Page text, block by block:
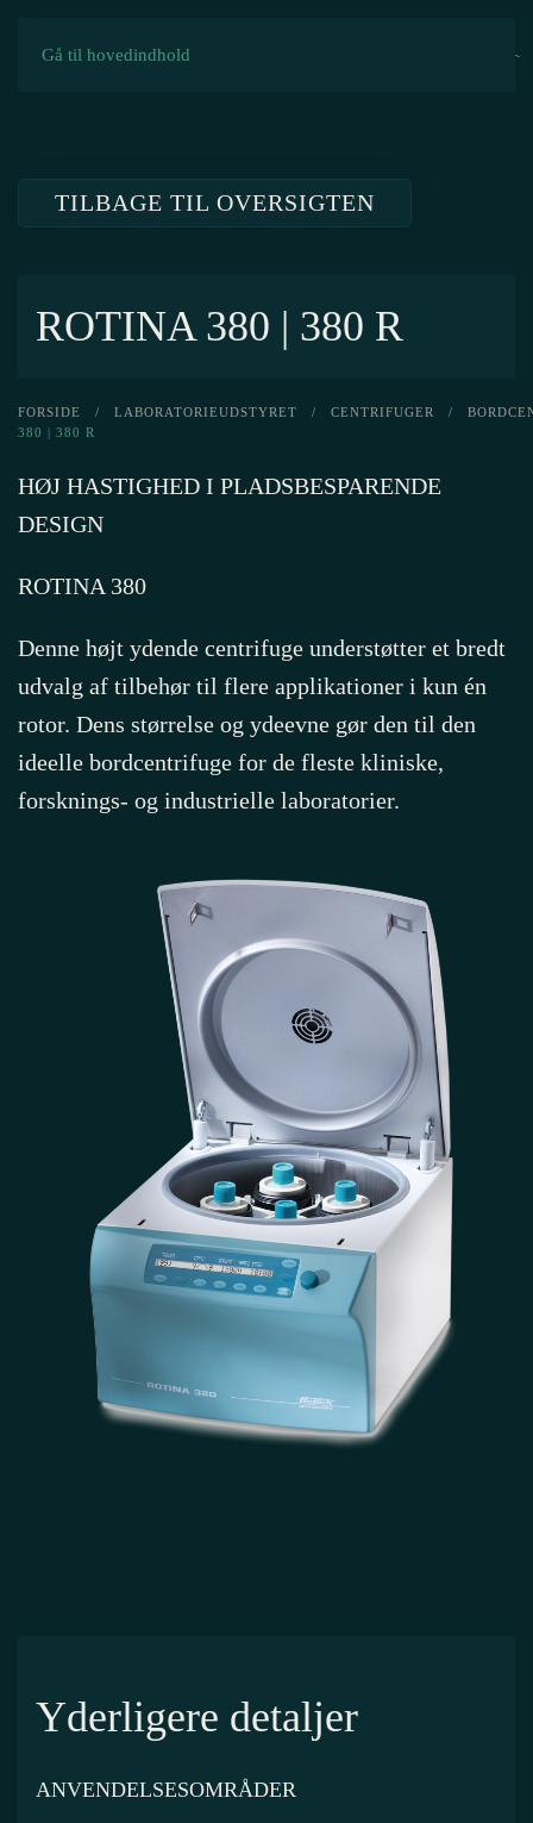
Gå til hovedindhold
TILBAGE TIL OVERSIGTEN
ROTINA 380 | 380 R
FORSIDE / LABORATORIEUDSTYRET / CENTRIFUGER /
380 | 380 R
HØJ HASTIGHED I PLADSBESPARENDE
DESIGN
ROTINA 380
Denne højt ydende centrifuge understøtter et bredt
udvalg af tilbehør til flere applikationer i kun én
rotor. Dens størrelse og ydeevne gør den til den
ideelle bordcentrifuge for de fleste kliniske,
forsknings- og industrielle laboratorier.
Yderligere detaljer
ANVENDELSESOMRÅDER